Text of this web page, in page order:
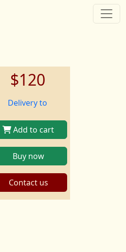
$120
Delivery to
Add to cart
Buy now
Contact us